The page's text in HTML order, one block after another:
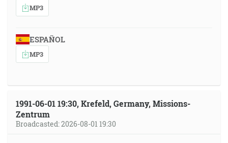
MP3
ESPAÑOL
MP3
1991-06-01 19:30, Krefeld, Germany, Missions-
Zentrum
Broadcasted: 2026-08-01 19:30